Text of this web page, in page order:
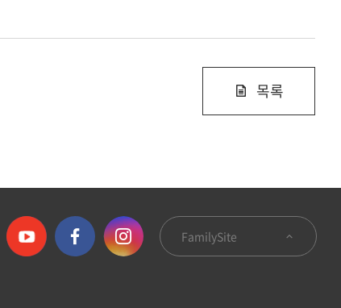
목록
FamilySite